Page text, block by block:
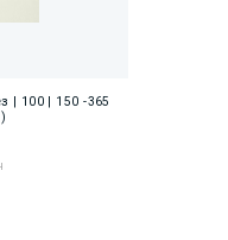
| 100 | 150 -365